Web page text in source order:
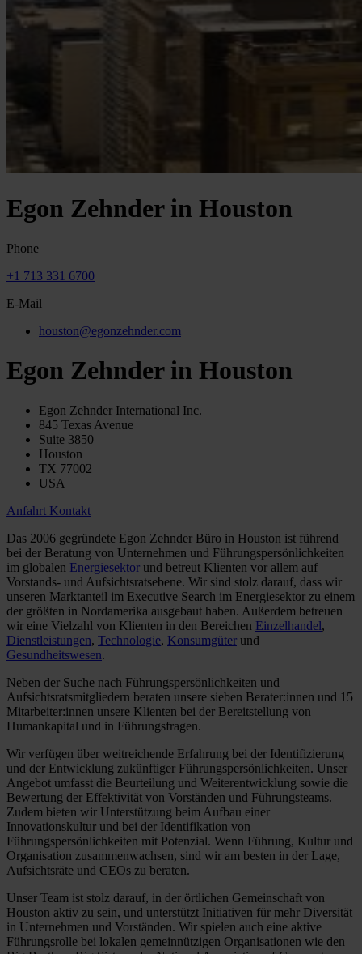
Egon Zehnder in Houston
Phone
+1 713 331 6700
E-Mail
houston@egonzehnder.com
Egon Zehnder in Houston
Egon Zehnder International Inc.
845 Texas Avenue
Suite 3850
Houston
TX 77002
USA
Anfahrt Kontakt
Das 2006 gegründete Egon Zehnder Büro in Houston ist führend
bei der Beratung von Unternehmen und Führungspersönlichkeiten
im globalen Energiesektor und betreut Klienten vor allem auf
Vorstands- und Aufsichtsratsebene. Wir sind stolz darauf, dass wir
unseren Marktanteil im Executive Search im Energiesektor zu einem
der größten in Nordamerika ausgebaut haben. Außerdem betreuen
wir eine Vielzahl von Klienten in den Bereichen Einzelhandel,
Dienstleistungen, Technologie, Konsumgüter und
Gesundheitswesen.
Neben der Suche nach Führungspersönlichkeiten und
Aufsichtsratsmitgliedern beraten unsere sieben Berater:innen und 15
Mitarbeiter:innen unsere Klienten bei der Bereitstellung von
Humankapital und in Führungsfragen.
Wir verfügen über weitreichende Erfahrung bei der Identifizierung
und der Entwicklung zukünftiger Führungspersönlichkeiten. Unser
Angebot umfasst die Beurteilung und Weiterentwicklung sowie die
Bewertung der Effektivität von Vorständen und Führungsteams.
Zudem bieten wir Unterstützung beim Aufbau einer
Innovationskultur und bei der Identifikation von
Führungspersönlichkeiten mit Potenzial. Wenn Führung, Kultur und
Organisation zusammenwachsen, sind wir am besten in der Lage,
Aufsichtsräte und CEOs zu beraten.
Unser Team ist stolz darauf, in der örtlichen Gemeinschaft von
Houston aktiv zu sein, und unterstützt Initiativen für mehr Diversität
in Unternehmen und Vorständen. Wir spielen auch eine aktive
Führungsrolle bei lokalen gemeinnützigen Organisationen wie den